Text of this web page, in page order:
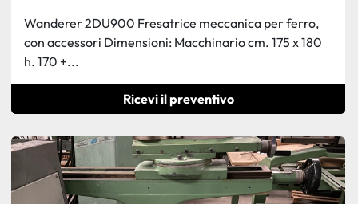
Wanderer 2DU900 Fresatrice meccanica per ferro,
con accessori Dimensioni: Macchinario cm. 175 x 180
h. 170 +...
Ricevi il preventivo